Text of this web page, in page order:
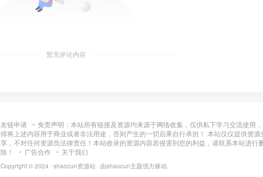
暂无评论内容
友链申请
免责声明：本站所有链接及资源均来源于网络收集，仅供私下学习交流使用
得将上述内容用于商业或者非法用途，否则产生的一切后果自行承担！ 本站仅仅提供资源
享，不对任何资源负法律责任！本站收录的资源内容若侵害到您的利益，请联系本站进行
除！
广告合作 关于我们
Copyright © 2024 · shaocun资源站 · 由shaocun主题强力驱动.